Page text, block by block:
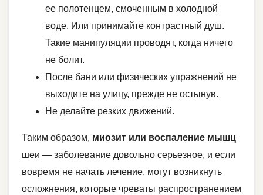
ее полотенцем, смоченным в холодной
воде. Или принимайте контрастный душ.
Такие манипуляции проводят, когда ничего
не болит.
После бани или физических упражнений не
выходите на улицу, прежде не остынув.
Не делайте резких движений.
Таким образом, миозит или воспаление мышц
шеи — заболевание довольно серьезное, и если
вовремя не начать лечение, могут возникнуть
осложнения, которые чреваты распространением